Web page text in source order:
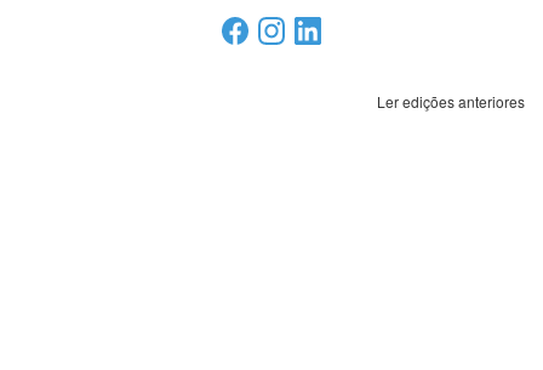
Ler edições anteriores